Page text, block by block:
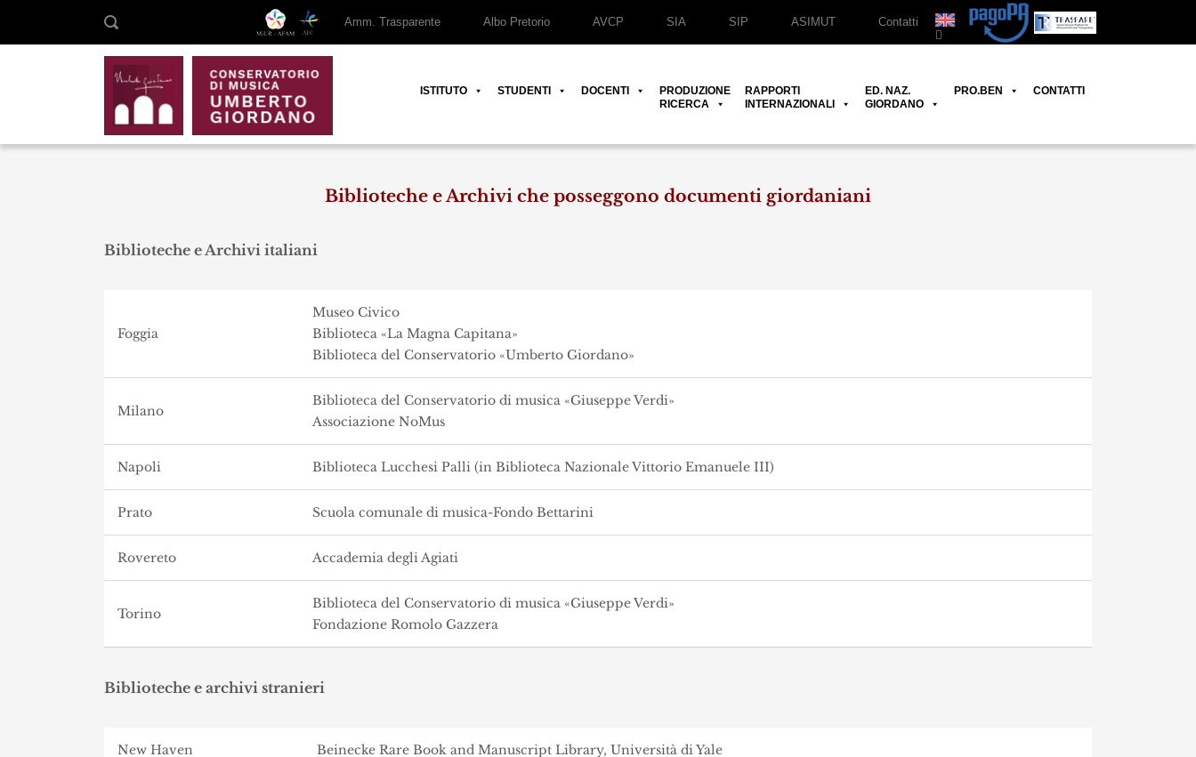
Amm. Trasparente Albo Pretorio AVCP SIA SIP ASIMUT Contatti
ISTITUTO STUDENTI DOCENTI
PRODUZIONE
RICERCA
RAPPORTI
INTERNAZIONALI
ED. NAZ.
GIORDANO
PRO.BEN CONTATTI
Biblioteche e Archivi che posseggono documenti giordaniani
Biblioteche e Archivi italiani
Foggia
Museo Civico
Biblioteca «La Magna Capitana»
Biblioteca del Conservatorio «Umberto Giordano»
Milano
Biblioteca del Conservatorio di musica «Giuseppe Verdi»
Associazione NoMus
Napoli Biblioteca Lucchesi Palli (in Biblioteca Nazionale Vittorio Emanuele III)
Prato Scuola comunale di musica-Fondo Bettarini
Rovereto Accademia degli Agiati
Torino
Biblioteca del Conservatorio di musica «Giuseppe Verdi»
Fondazione Romolo Gazzera
Biblioteche e archivi stranieri
New Haven Beinecke Rare Book and Manuscript Library, Università di Yale